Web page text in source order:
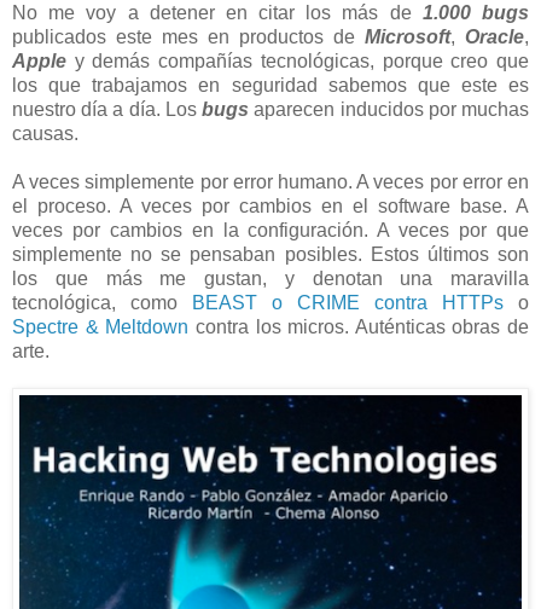
No me voy a detener en citar los más de 1.000 bugs
publicados este mes en productos de Microsoft, Oracle,
Apple y demás compañías tecnológicas, porque creo que
los que trabajamos en seguridad sabemos que este es
nuestro día a día. Losbugs aparecen inducidos por muchas
causas.
A veces simplemente por error humano. A veces por error en
el proceso. A veces por cambios en el software base. A
veces por cambios en la configuración. A veces por que
simplemente no se pensaban posibles. Estos últimos son
los que más me gustan, y denotan una maravilla
tecnológica, como
BEAST o CRIME contra HTTPs o
Spectre & Meltdown contra los micros. Auténticas obras de
arte.